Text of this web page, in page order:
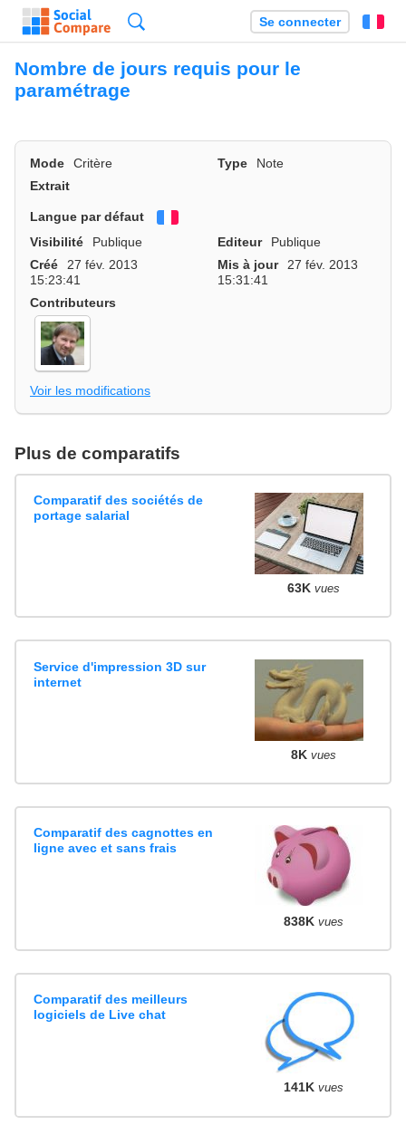
Se connecter
Nombre de jours requis pour le
paramétrage
Mode Critère Type
Note
Extrait
Langue par défaut
Visibilité
Publique Editeur
Publique
Créé
27 fév. 2013
15:23:41
Mis à jour
27 fév. 2013
15:31:41
Contributeurs
Voir les modifications
Plus de comparatifs
Comparatif des sociétés de
portage salarial
63K vues
Service d'impression 3D sur
internet
8K vues
Comparatif des cagnottes en
ligne avec et sans frais
838K vues
Comparatif des meilleurs
logiciels de Live chat
141K vues